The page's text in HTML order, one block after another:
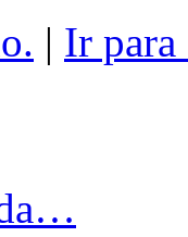
| Ir para